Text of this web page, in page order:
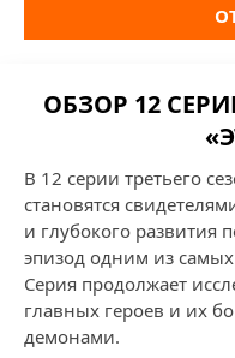
ОБЗОР 12
В 12 серии третьего
становятся
и глубокого развития
эпизод одним из
Серия продолжает
главных героев и их
демонами.